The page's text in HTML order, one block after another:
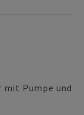
mit Pumpe und